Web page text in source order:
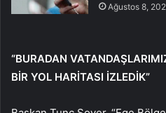
Ağustos 8,
“BURADAN
BİR YOL HARİTASI İZLEDİK”